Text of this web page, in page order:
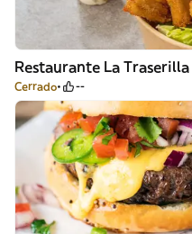
Restaurante La Traserilla
Cerrado --